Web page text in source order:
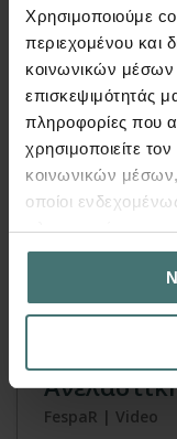
Χρησιμοποιούμε
περιεχομένου και
κοινωνικών μέσων
επισκεψιμότητάς
πληροφορίες που
χρησιμοποιείτε
κοινωνικών
οποίοι
πληροφορίες που
έχουν συλλέξει
των υπηρεσιών
Έλεγχος
Κτιρίου
FespaR | Video